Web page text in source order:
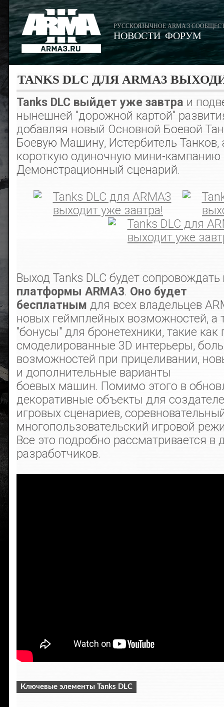
РУССКОЯЗЫЧНОЕ ARMA 3
НОВОСТИ ФОРУМ
TANKS DLC ДЛЯ ARMA3
Tanks DLC выйдет уже завтра и
нынешней "дорожной картой"
добавляя новый Основной Боевой
Боевую Машину, Истербитель Танков,
короткую одиночную мини-
Демонстрационный сценарий.
Выход Tanks DLC будет сопровождать
платформы ARMA3. Оно будет
бесплатным для всех владельцев
новых геймплейных возможностей, а
"бонусы" для бронетехники, такие
смоделированные 3D интерьеры,
возможностей при прицеливании,
и дополнительные варианты
боевых машин. Помимо этого в
декоративные объекты для
игровых сценариев,
многопользовательский игровой
Все это подробно рассматривается в
разработчиков.
Ключевые элементы Tanks DLC